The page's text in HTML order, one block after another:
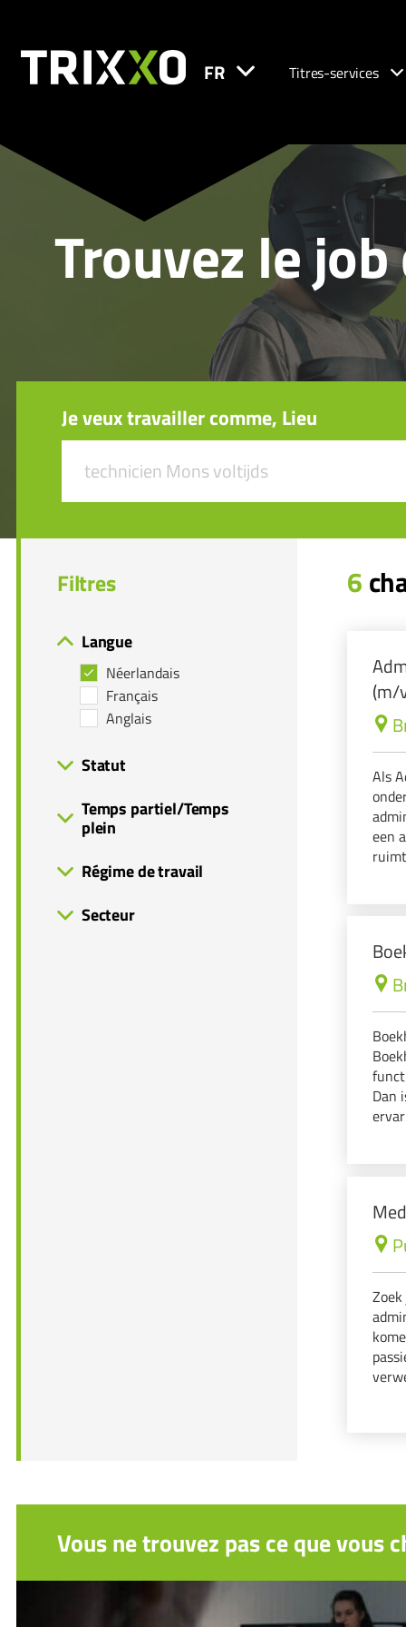
FR Titres-services
Trouvez le
Je veux travailler comme, Lieu
Filtres
Langue
Néerlandais
Français
Anglais
Statut
Temps partiel/Temps
plein
Régime de travail
Secteur
6
(m/
Als
een
Dan
Vous ne trouvez pas ce que vous